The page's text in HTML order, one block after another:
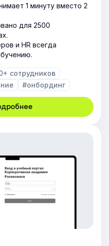
1 минуту вместо 2
для 2500
и HR всегда
сотрудников
#онбординг